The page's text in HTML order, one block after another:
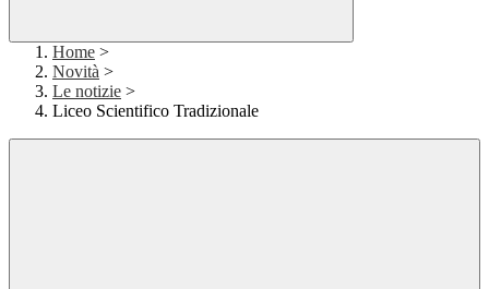
Home >
Novità >
Le notizie >
Liceo Scientifico Tradizionale